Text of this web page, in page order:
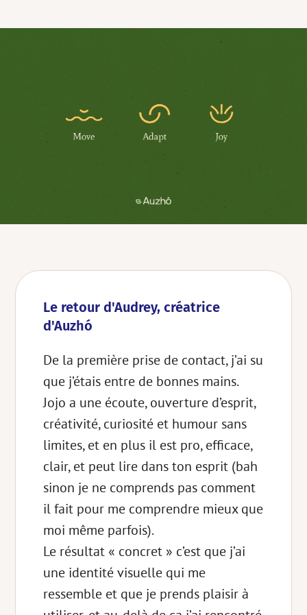
Le retour d'Audrey, créatrice
d'Auzhó
De la première prise de contact, j’ai su
que j’étais entre de bonnes mains.
Jojo a une écoute, ouverture d’esprit,
créativité, curiosité et humour sans
limites, et en plus il est pro, efficace,
clair, et peut lire dans ton esprit (bah
sinon je ne comprends pas comment
il fait pour me comprendre mieux que
moi même parfois).
Le résultat « concret » c’est que j’ai
une identité visuelle qui me
ressemble et que je prends plaisir à